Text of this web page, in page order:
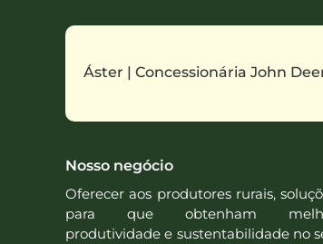
Áster | Concessionária John
Nosso negócio
Oferecer aos produtores rurais,
para que obtenham
produtividade e sustentabilidade no